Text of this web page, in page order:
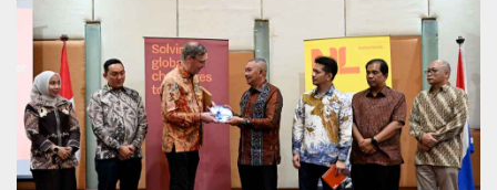
e
c
e
p
t
i
o
n